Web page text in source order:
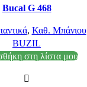
Bucal G 468
, Καθ. Μπάνιου
BUZIL
στη λίστα μου